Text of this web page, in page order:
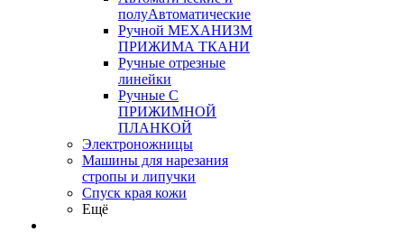
полуАвтоматические
Ручной МЕХАНИЗМ
ПРИЖИМА ТКАНИ
Ручные отрезные
линейки
Ручные С
ПРИЖИМНОЙ
ПЛАНКОЙ
Электроножницы
Машины для нарезания
стропы и липучки
Спуск края кожи
Ещё